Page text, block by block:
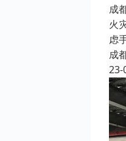
成
火
虑
成
23-